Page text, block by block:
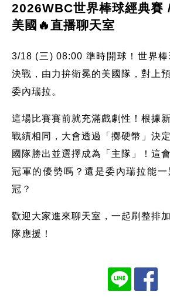
2026WBC世界棒球經典賽
美國🔥直播聊天室
3/18 (三) 08:00 準時開球！世界
決戰，由力拚衛冕的美國隊，對上
委內瑞拉。
這場比賽賽前就充滿戲劇性！根據
戰績相同，大會透過「擲硬幣」決
國隊勝出並選擇成為「主隊」！這
冠軍的優勢嗎？還是委內瑞拉能
冠？
歡迎大家進來聊天室，一起刷整排
隊應援！